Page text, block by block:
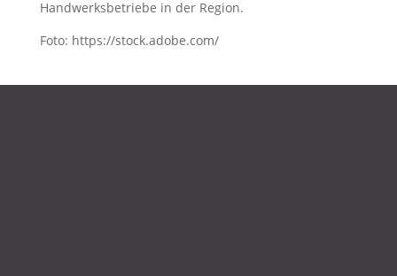
Handwerksbetriebe in der Region.
Foto: https://stock.adobe.com/
DATENSCHUTZ